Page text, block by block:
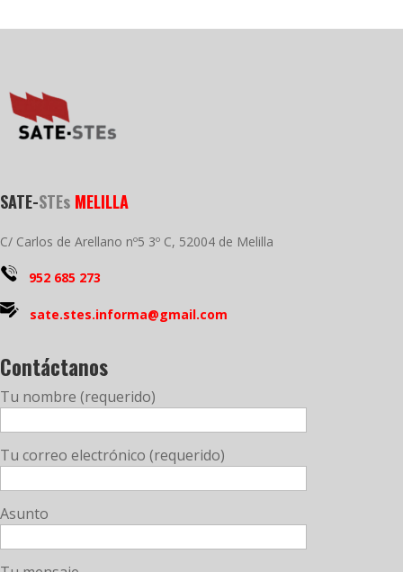
SATE-STEs MELILLA
C/ Carlos de Arellano nº5 3º C, 52004 de Melilla
952 685 273
sate.stes.informa@gmail.com
Contáctanos
Tu nombre (requerido)
Tu correo electrónico (requerido)
Asunto